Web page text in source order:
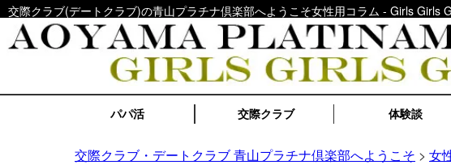
交際クラブ(デートクラブ)の青山プラチナ倶楽部へようこそ女性用コラム - Girls Girls
パパ活 交際クラブ 体験談
交際クラブ・デートクラブ 青山プラチナ倶楽部へようこそ > 女